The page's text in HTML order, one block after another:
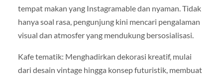
tempat makan yang Instagramable dan nyaman. Tidak
hanya soal rasa, pengunjung kini mencari pengalaman
visual dan atmosfer yang mendukung bersosialisasi.
Kafe tematik: Menghadirkan dekorasi kreatif, mulai
dari desain vintage hingga konsep futuristik, membuat